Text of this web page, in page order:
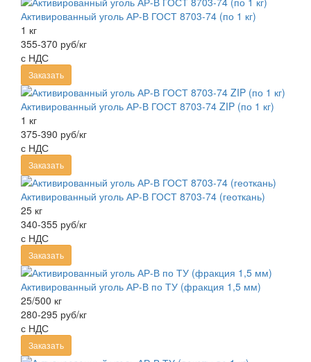
Активированный уголь АР-В ГОСТ 8703-74 (по 1 кг)
1 кг
355-370 руб/кг
с НДС
Заказать
Активированный уголь АР-В ГОСТ 8703-74 ZIP (по 1 кг)
1 кг
375-390 руб/кг
с НДС
Заказать
Активированный уголь АР-В ГОСТ 8703-74 (геоткань)
25 кг
340-355 руб/кг
с НДС
Заказать
Активированный уголь АР-В по ТУ (фракция 1,5 мм)
25/500 кг
280-295 руб/кг
с НДС
Заказать